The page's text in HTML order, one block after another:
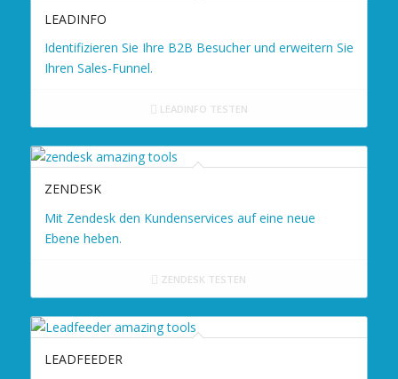
LEADINFO
Identifizieren Sie Ihre B2B Besucher und erweitern Sie
Ihren Sales-Funnel.
LEADINFO TESTEN
ZENDESK
Mit Zendesk den Kundenservices auf eine neue
Ebene heben.
ZENDESK TESTEN
LEADFEEDER